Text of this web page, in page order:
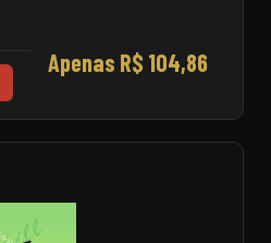
Apenas R$ 104,86